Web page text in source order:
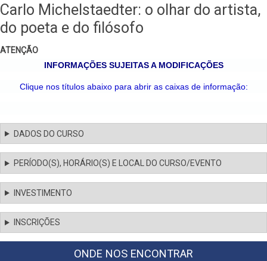
Carlo Michelstaedter: o olhar do artista,
do poeta e do filósofo
ATENÇÃO
INFORMAÇÕES SUJEITAS A MODIFICAÇÕES
Clique nos títulos abaixo para abrir as caixas de informação:
DADOS DO CURSO
PERÍODO(S), HORÁRIO(S) E LOCAL DO CURSO/EVENTO
INVESTIMENTO
INSCRIÇÕES
ONDE NOS ENCONTRAR